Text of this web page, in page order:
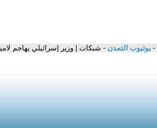
- يوتيوب التمدن - شبكات | وزير إسرائيلي يهاجم